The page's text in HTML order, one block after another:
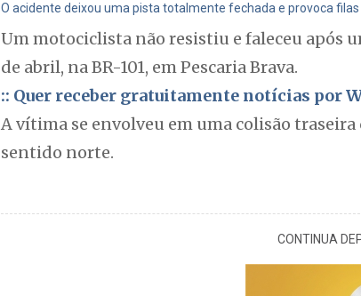
O acidente deixou uma pista totalmente fechada e provoca
Um motociclista não resistiu e faleceu após
de abril, na BR-101, em Pescaria Brava.
:: Quer receber gratuitamente notícias por
A vítima se envolveu em uma colisão
sentido norte.
CONTINUA